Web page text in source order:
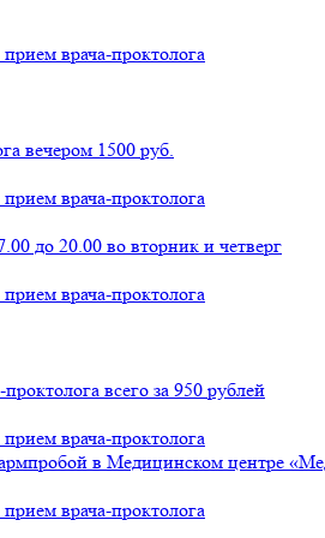
вечером 1500 руб.
до 20.00 во вторник и четверг
всего за 950 рублей
в Медицинском центре